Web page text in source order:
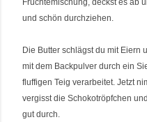
Früchtemischung, deckst es ab
und schön durchziehen.
Die Butter schlägst du mit Eiern
mit dem Backpulver durch ein
fluffigen Teig verarbeitet. Jetzt
vergisst die Schokotröpfchen
gut durch.